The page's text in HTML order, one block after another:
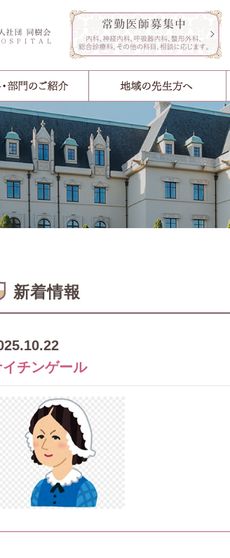
新着情報
イチンゲール